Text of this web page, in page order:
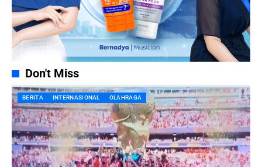
Don't Miss
BERITA INTERNASIONAL OLAHRAGA